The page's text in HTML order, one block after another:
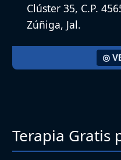
Clúster 35, C.P.
Zúñiga, Jal.
◎
Terapia Gratis